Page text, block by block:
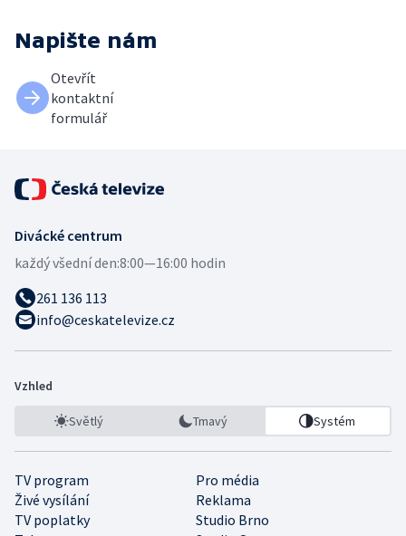
Napište nám
Otevřít
kontaktní
formulář
Divácké centrum
každý všední den:8:00—16:00 hodin
261 136 113
info@ceskatelevize.cz
Vzhled
Světlý Tmavý Systém
TV program
Pro média
Živé vysílání
Reklama
TV poplatky
Studio Brno